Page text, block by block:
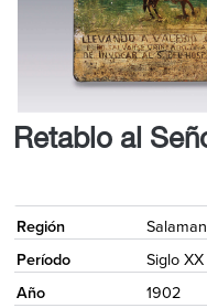
Retablo al
Región
Período
Siglo XX
Año
1902